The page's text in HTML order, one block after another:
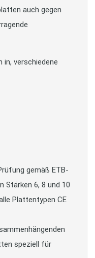
auch gegen
verschiedene
gemäß ETB-
Stärken 6, 8 und 10
Plattentypen CE
speziell für